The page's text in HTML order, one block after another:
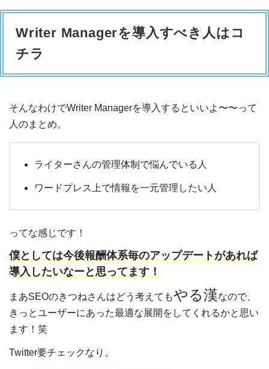
Writer Managerを導入すべき人はコ
チラ
そんなわけでWriter Managerを導入するといいよ〜〜って
人のまとめ。
ライターさんの管理体制で悩んでいる人
ワードプレス上で情報を一元管理したい人
ってな感じです！
僕としては今後報酬体系毎のアップデートがあれば
導入したいなーと思ってます！
まあSEOのきつねさんはどう考えてもやる漢なので、
きっとユーザーにあった最適な展開をしてくれるかと思い
ます！笑
Twitter要チェックなり。